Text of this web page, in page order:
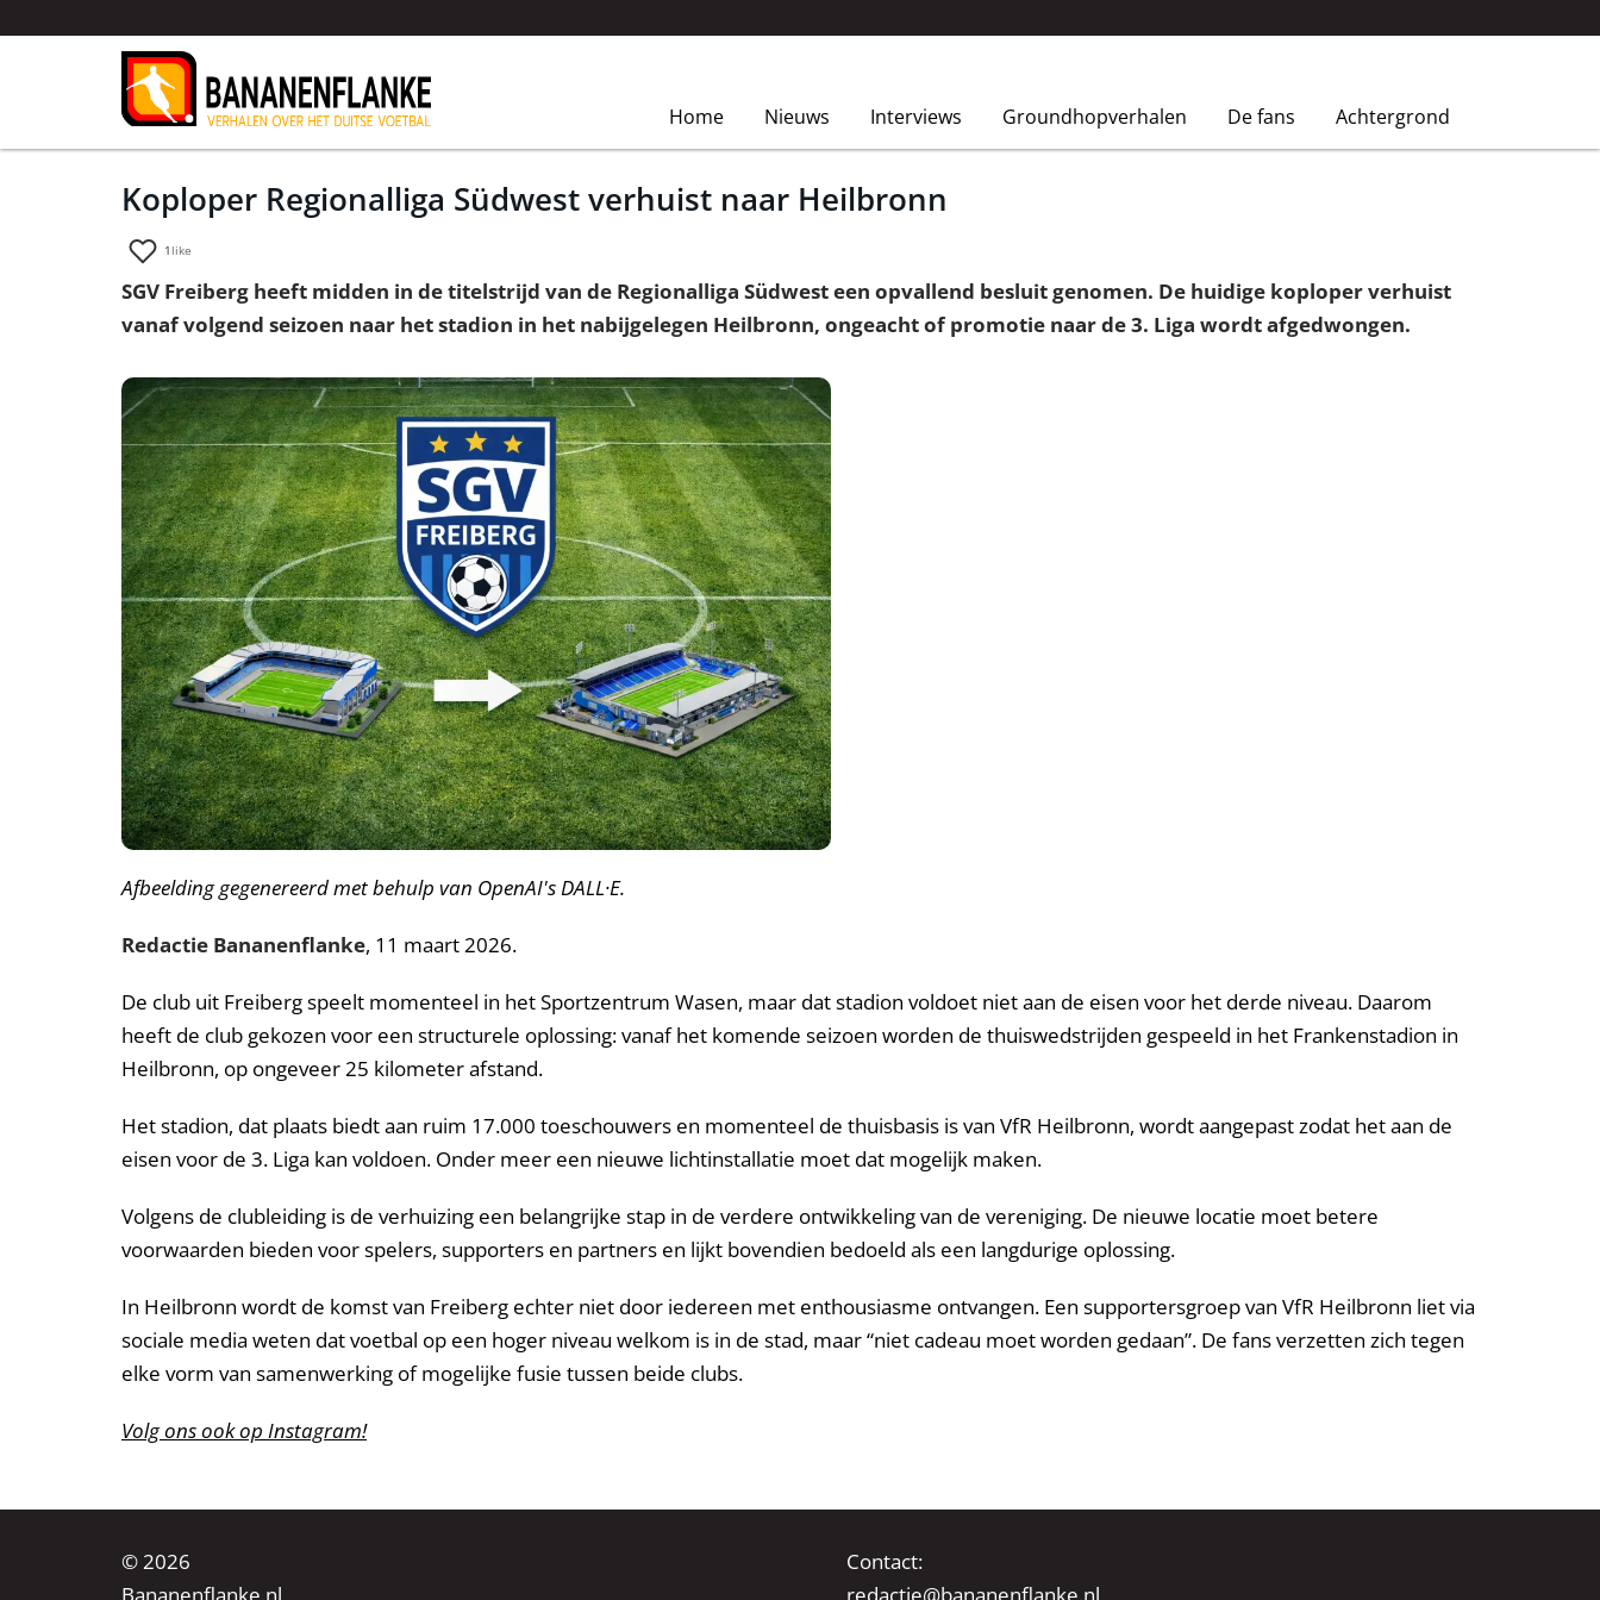
Home Nieuws Interviews Groundhopverhalen De fans Achtergrond
Koploper Regionalliga Südwest verhuist naar Heilbronn
1 like
SGV Freiberg heeft midden in de titelstrijd van de Regionalliga Südwest een opvallend besluit genomen. De huidige koploper verhuist
vanaf volgend seizoen naar het stadion in het nabijgelegen Heilbronn, ongeacht of promotie naar de 3. Liga wordt afgedwongen.
Afbeelding gegenereerd met behulp van OpenAI's DALL·E.
Redactie Bananenflanke, 11 maart 2026.
De club uit Freiberg speelt momenteel in het Sportzentrum Wasen, maar dat stadion voldoet niet aan de eisen voor het derde niveau. Daarom
heeft de club gekozen voor een structurele oplossing: vanaf het komende seizoen worden de thuiswedstrijden gespeeld in het Frankenstadion in
Heilbronn, op ongeveer 25 kilometer afstand.
Het stadion, dat plaats biedt aan ruim 17.000 toeschouwers en momenteel de thuisbasis is van VfR Heilbronn, wordt aangepast zodat het aan de
eisen voor de 3. Liga kan voldoen. Onder meer een nieuwe lichtinstallatie moet dat mogelijk maken.
Volgens de clubleiding is de verhuizing een belangrijke stap in de verdere ontwikkeling van de vereniging. De nieuwe locatie moet betere
voorwaarden bieden voor spelers, supporters en partners en lijkt bovendien bedoeld als een langdurige oplossing.
In Heilbronn wordt de komst van Freiberg echter niet door iedereen met enthousiasme ontvangen. Een supportersgroep van VfR Heilbronn liet via
sociale media weten dat voetbal op een hoger niveau welkom is in de stad, maar “niet cadeau moet worden gedaan”. De fans verzetten zich tegen
elke vorm van samenwerking of mogelijke fusie tussen beide clubs.
Volg ons ook op Instagram!
© 2026
Contact: